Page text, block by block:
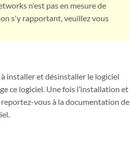
n'est pas en mesure de
s'y rapportant, veuillez vous
installer et désinstaller le logiciel
ce logiciel. Une fois l’installation et
vous à la documentation de